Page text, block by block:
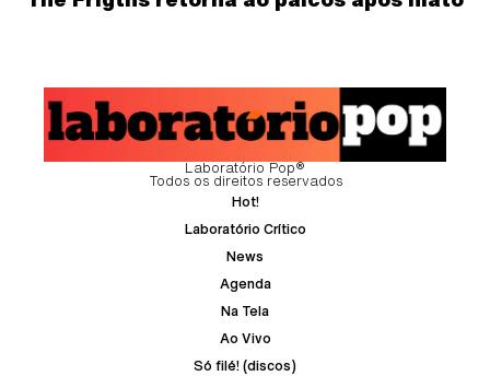
Laboratório Pop®
Todos os direitos reservados
Hot!
Laboratório Crítico
News
Agenda
Na Tela
Ao Vivo
Só filé! (discos)